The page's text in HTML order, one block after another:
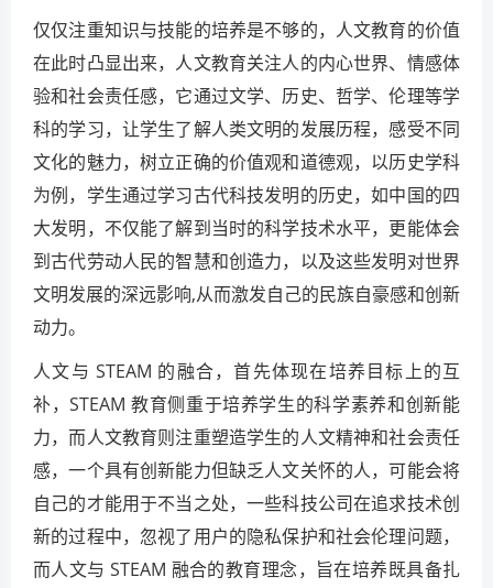
仅仅注重知识与技能的培养是不够的，人文教育的价值
在此时凸显出来，人文教育关注人的内心世界、情感体
验和社会责任感，它通过文学、历史、哲学、伦理等学
科的学习，让学生了解人类文明的发展历程，感受不同
文化的魅力，树立正确的价值观和道德观，以历史学科
为例，学生通过学习古代科技发明的历史，如中国的四
大发明，不仅能了解到当时的科学技术水平，更能体会
到古代劳动人民的智慧和创造力，以及这些发明对世界
文明发展的深远影响,从而激发自己的民族自豪感和创新
动力。
人文与 STEAM 的融合，首先体现在培养目标上的互
补，STEAM 教育侧重于培养学生的科学素养和创新能
力，而人文教育则注重塑造学生的人文精神和社会责任
感，一个具有创新能力但缺乏人文关怀的人，可能会将
自己的才能用于不当之处，一些科技公司在追求技术创
新的过程中，忽视了用户的隐私保护和社会伦理问题，
而人文与 STEAM 融合的教育理念，旨在培养既具备扎